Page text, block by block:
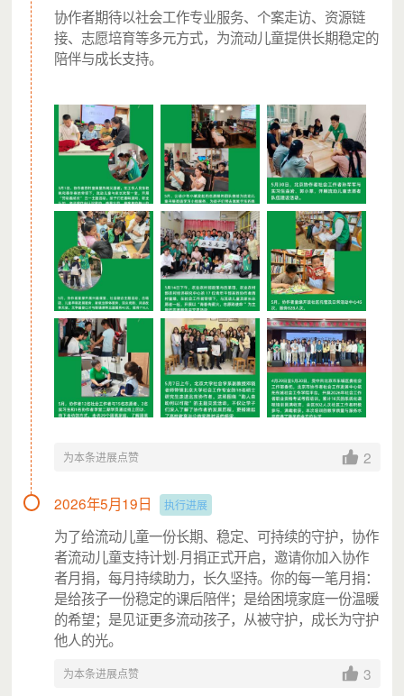
项目执行计划
第1-12月：实施开展针对流动儿童及其家庭的生计发
展、教育支持和社会支持、健康促进服务活动及流动儿
童服务经验模式复制服务；
第1-12月：结合服务活动实施进行日常宣传，发布微博
消息、公众号专题文章、视频等；评估收集项目受益儿
童成长故事，进行传播；
第1-12月：每月上传项目进度，定期进行报告与披露；
第11-12月：进行项目年度总结报告；
公募与执行机构简介
爱德基金会
爱德基金会成立于1985年4月，是全国政协原副主席丁光训
等发起，其他社会各界人士共同组成的民间团体，是江苏省首批
5A级社会组织。作为中国改革开放后最早一批成立、并具有公募
资格的基金会和在国内外具有重要影响力的民间组织，爱德基金
会旨在促进教育、社会福利、医疗卫生、社区发展与环境保护、
灾害管理等各项社会公益事业。迄今为止，募集善款累计近50亿
元，项目区域累计覆盖30多个国家和地区，数千万人从中直接受
益，间接受益人口逾2亿人。
执行机构
北京市协作者社会工作发展中心（简称：北京协作者）是我
国成立最早的民办社会工作机构之一，
5A社会组织。机构以“团
结协作 助人自助”为服务理念，构建了“服务创新-研究倡导-专业
其在服务参与中由受助者成长为助人者，并在实践中总结提炼本
协作者期待以社会工作专业服务、个案走访、资源链
接、志愿培育等多元方式，为流动儿童提供长期稳定的
陪伴与成长支持。
为本条进展点赞 2
2026年5月19日 执行进展
为了给流动儿童一份长期、稳定、可持续的守护，协作
者流动儿童支持计划·月捐正式开启，邀请你加入协作
者月捐，每月持续助力，长久坚持。你的每一笔月捐：
是给孩子一份稳定的课后陪伴；是给困境家庭一份温暖
的希望；是见证更多流动孩子，从被守护，成长为守护
他人的光。
为本条进展点赞 3